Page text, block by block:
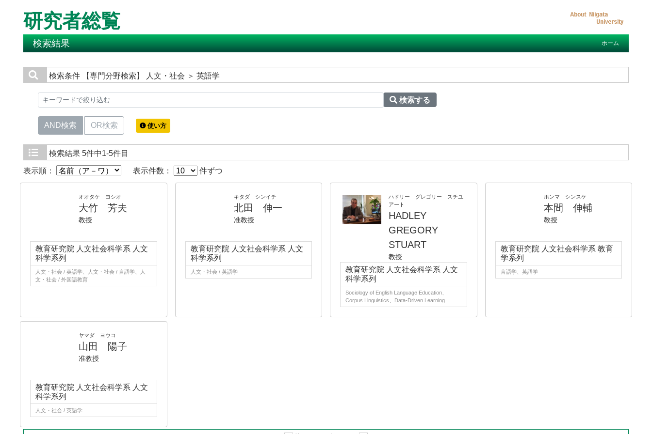
研究者総覧
検索結果 ホーム
検索条件 【専門分野検索】 人文・社会 ＞ 英語学
検索する
AND検索 OR検索 使い方
検索結果 5件中1-5件目
表示順： 表示件数： 件ずつ
オオタケ ヨシオ
大竹 芳夫
教授
教育研究院 人文社会科学系 人文
科学系列
人文・社会 / 英語学、人文・社会 / 言語学、人
文・社会 / 外国語教育
キタダ シンイチ
北田 伸一
准教授
教育研究院 人文社会科学系 人文
科学系列
人文・社会 / 英語学
ハドリー グレゴリー スチユ
アート
HADLEY
GREGORY
STUART
教授
教育研究院 人文社会科学系 人文
科学系列
Sociology of English Language Education、
Corpus Linguistics、Data-Driven Learning
ホンマ シンスケ
本間 伸輔
教授
教育研究院 人文社会科学系 教育
学系列
言語学、英語学
ヤマダ ヨウコ
山田 陽子
准教授
教育研究院 人文社会科学系 人文
科学系列
人文・社会 / 英語学